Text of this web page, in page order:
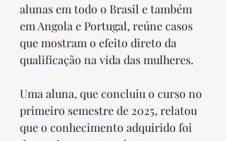
alunas em todo o Brasil e também
em Angola e Portugal, reúne casos
que mostram o efeito direto da
qualificação na vida das mulheres.
Uma aluna, que concluiu o curso no
primeiro semestre de 2025, relatou
que o conhecimento adquirido foi